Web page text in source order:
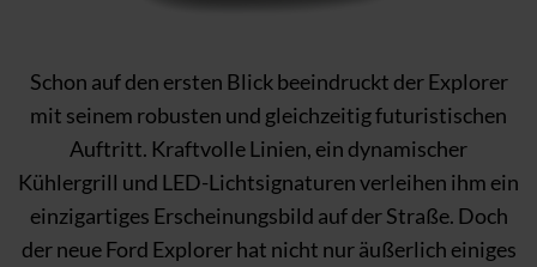
Schon auf den ersten Blick beeindruckt der Explorer
mit seinem robusten und gleichzeitig futuristischen
Auftritt. Kraftvolle Linien, ein dynamischer
Kühlergrill und LED-Lichtsignaturen verleihen ihm ein
einzigartiges Erscheinungsbild auf der Straße. Doch
der neue Ford Explorer hat nicht nur äußerlich einiges